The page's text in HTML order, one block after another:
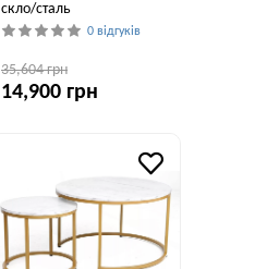
скло/сталь
0 відгуків
35,604 грн
14,900 грн